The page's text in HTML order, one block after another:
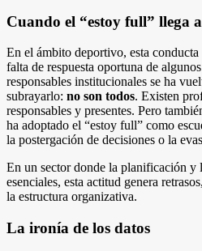
Cuando el “estoy full” llega
En el ámbito deportivo, esta
falta de respuesta oportuna de
responsables institucionales se ha
subrayarlo: no son todos. Existen
responsables y presentes. Pero
ha adoptado el “estoy full” como
la postergación de decisiones o la
En un sector donde la planificación y
esenciales, esta actitud genera
la estructura organizativa.
La ironía de los datos